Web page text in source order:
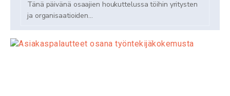
Tänä päivänä osaajien houkuttelussa töihin yritysten
ja organisaatioiden...